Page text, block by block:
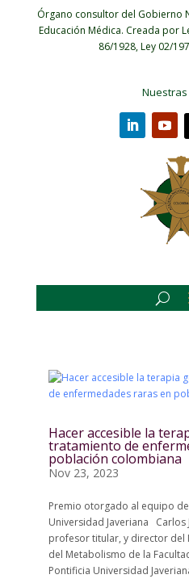
Órgano consultor del Gobierno
Educación Médica. Creada por
86/1928, Ley 02/
Hacer accesible la
tratamiento de
población colombiana
Nov 23, 2023
Premio otorgado al equipo
Universidad Javeriana Carlos
profesor titular, y director del
del Metabolismo de la
Pontificia Universidad